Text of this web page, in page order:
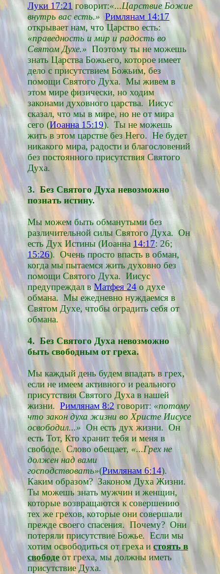
Луки 17:21 говорит:«...Царствие Божие
внутрь вас есть.» Римлянам 14:17
открывает нам, что Царство есть:
«праведность и мир и радость во
Святом Духе.» Поэтому ты не можешь
знать Царства Божьего, которое имеет
дело с присутствием Божьим, без
помощи Святого Духа. Мы живем в
этом мире физически, но ходим
законами духовного царства. Иисус
сказал, что мы в мире, но не от мира
сего (Иоанна 15:19). Ты не можешь
жить в этом царстве без Него. Не будет
никакого мира, радости и благословений
без постоянного присутствия Святого
Духа.
3. Без Святого Духа невозможно
познать истину.
Мы можем быть обманутыми без
различительной силы Святого Духа. Он
есть Дух Истины (Иоанна 14:17: 26;
15:26). Очень просто впасть в обман,
когда мы пытаемся жить духовно без
помощи Святого Духа. Иисус
предупреждал вМатфея 24 о духе
обмана. Мы ежедневно нуждаемся в
Святом Духе, чтобы оградить себя от
обмана.
4. Без Святого Духа невозможно
быть свободным от греха.
Мы каждый день будем впадать в грех,
если не имеем активного и реального
присутствия Святого Духа в нашей
жизни. Римлянам 8:2 говорит:«потому
что закон духа жизни во Христе Иисусе
освободил...» Он есть дух жизни. Он
есть Тот, Кто хранит тебя и меня в
свободе. Слово обещает, «...Грех не
должен над вами
господствовать»(Римлянам 6:14).
Каким образом? Законом Духа Жизни.
Ты можешь знать мужчин и женщин,
которые возвращаются к совершению
тех же грехов, которые они совершали
прежде своего спасения. Почему? Они
потеряли присутствие Божье. Если мы
хотим освободиться от греха истоять в
свободе от греха, мы должны иметь
присутствие Духа.